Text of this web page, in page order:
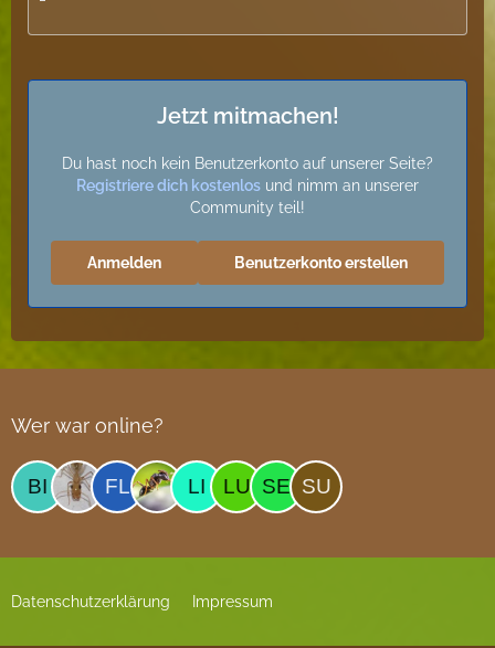
Jetzt mitmachen!
Du hast noch kein Benutzerkonto auf unserer Seite?
Registriere dich kostenlos und nimm an unserer
Community teil!
Benutzerkonto erstellen
Anmelden
Wer war online?
Datenschutzerklärung Impressum